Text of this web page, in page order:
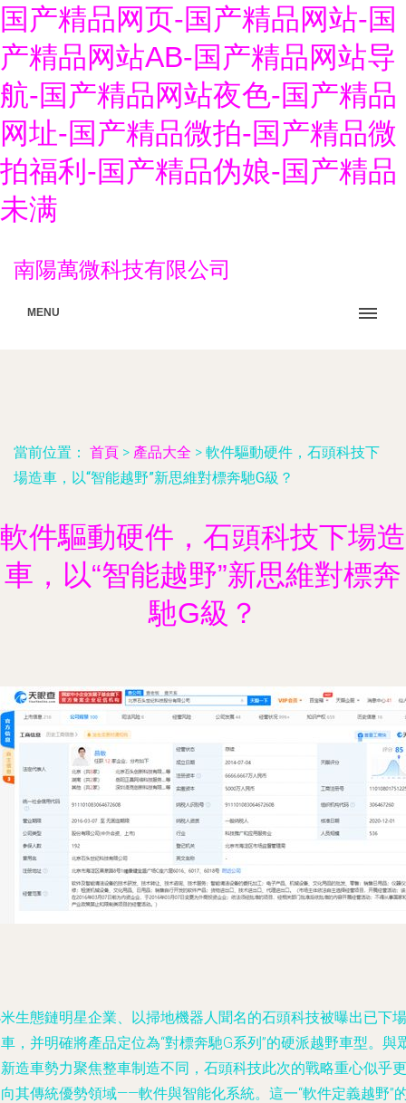
国产精品网页-国产精品网站-国
产精品网站AB-国产精品网站导
航-国产精品网站夜色-国产精品
网址-国产精品微拍-国产精品微
拍福利-国产精品伪娘-国产精品
未满
南陽萬微科技有限公司
MENU
當前位置： 首頁 > 產品大全 > 軟件驅動硬件，石頭科技下
場造車，以“智能越野”新思維對標奔馳G級？
軟件驅動硬件，石頭科技下場造
車，以“智能越野”新思維對標奔
馳G級？
生態鏈明星企業、以掃地機器人聞名的石頭科技被曝出已下場
，并明確將產品定位為“對標奔馳G系列”的硬派越野車型。與
造車勢力聚焦整車制造不同，石頭科技此次的戰略重心似乎更
其傳統優勢領域——軟件與智能化系統。這一“軟件定義越野”